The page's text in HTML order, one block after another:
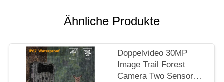
SITEMAP
DATENSCHUTZRICHTLINIE
Ähnliche Produkte
Doppelvideo 30MP
Image Trail Forest
Camera Two Sensors